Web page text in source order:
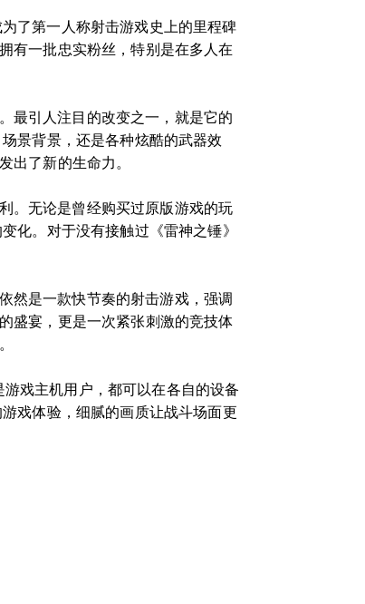
了第一人称射击游戏史上的里程碑
有一批忠实粉丝，特别是在多人在
最引人注目的改变之一，就是它的
景背景，还是各种炫酷的武器效
出了新的生命力。
。无论是曾经购买过原版游戏的玩
化。对于没有接触过《雷神之锤》
然是一款快节奏的射击游戏，强调
盛宴，更是一次紧张刺激的竞技体
戏主机用户，都可以在各自的设备
戏体验，细腻的画质让战斗场面更